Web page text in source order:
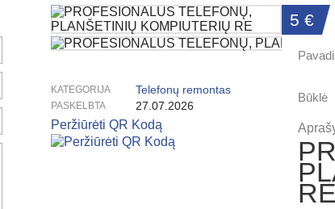
KATEGORIJA Telefonų remontas
PASKELBTA 27.07.2026
Peržiūrėti QR Kodą
5 €
Būklė